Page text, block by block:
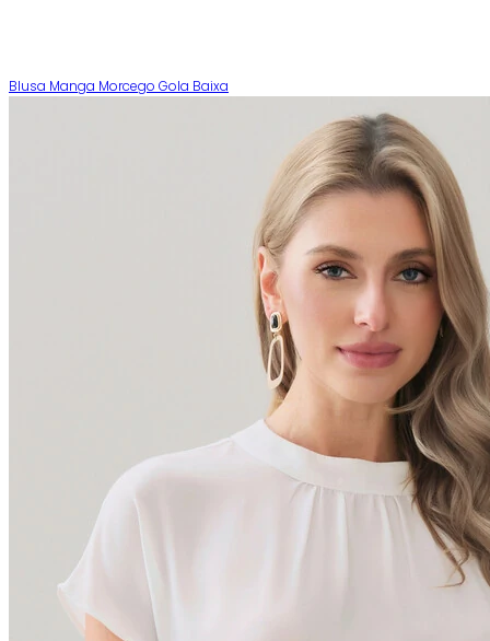
Blusa Manga Morcego Gola Baixa